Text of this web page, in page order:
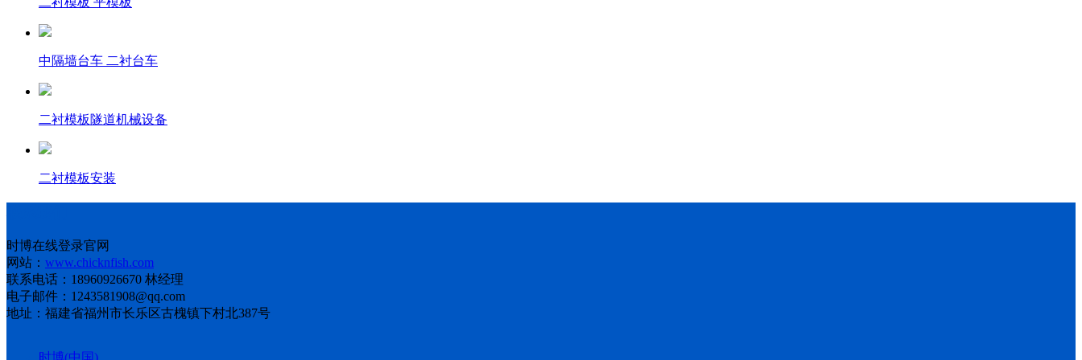
中隔墙台车 二衬台车
二衬模板隧道机械设备
二衬模板安装
时博在线登录官网
网站： www.chicknfish.com
联系电话：18960926670 林经理
电子邮件：1243581908@qq.com
地址：福建省福州市长乐区古槐镇下村北387号